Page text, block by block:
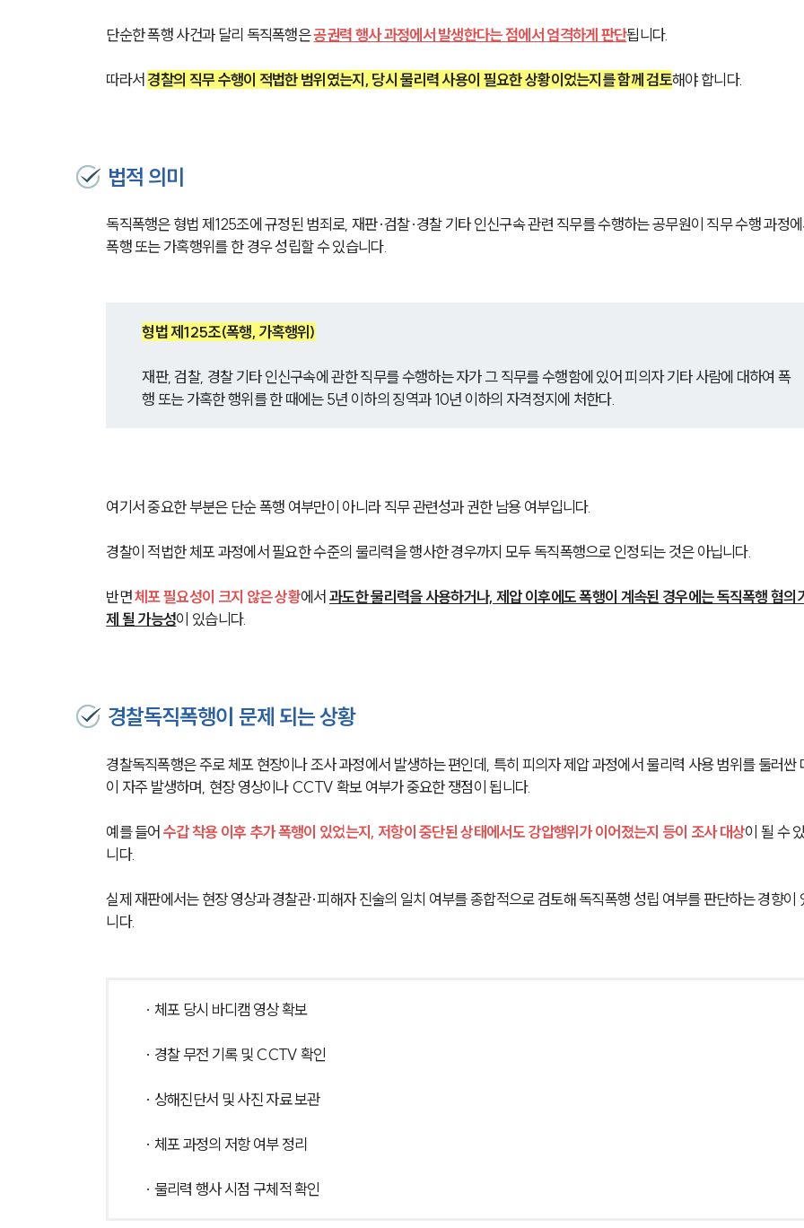
단순한 폭행 사건과 달리 독직폭행은 공권력 행사 과정에서 발생한다는 점에서 엄격하게 판단됩니다.
따라서 경찰의 직무 수행이 적법한 범위였는지, 당시 물리력 사용이 필요한 상황이었는지를 함께 검토해야 합니다.
법적 의미
독직폭행은 형법 제125조에 규정된 범죄로, 재판·검찰·경찰 기타 인신구속 관련 직무를 수행하는 공무원이 직무 수행 과정에
폭행 또는 가혹행위를 한 경우 성립할 수 있습니다.
형법 제125조(폭행, 가혹행위)
재판, 검찰, 경찰 기타 인신구속에 관한 직무를 수행하는 자가 그 직무를 수행함에 있어 피의자 기타 사람에 대하여 폭
행 또는 가혹한 행위를 한 때에는 5년 이하의 징역과 10년 이하의 자격정지에 처한다.
여기서 중요한 부분은 단순 폭행 여부만이 아니라 직무 관련성과 권한 남용 여부입니다.
경찰이 적법한 체포 과정에서 필요한 수준의 물리력을 행사한 경우까지 모두 독직폭행으로 인정되는 것은 아닙니다.
반면 체포 필요성이 크지 않은 상황에서 과도한 물리력을 사용하거나, 제압 이후에도 폭행이 계속된 경우에는 독직폭행 혐의
제 될 가능성이 있습니다.
경찰독직폭행이 문제 되는 상황
경찰독직폭행은 주로 체포 현장이나 조사 과정에서 발생하는 편인데, 특히 피의자 제압 과정에서 물리력 사용 범위를 둘러싼
이 자주 발생하며, 현장 영상이나 CCTV 확보 여부가 중요한 쟁점이 됩니다.
예를 들어 수갑 착용 이후 추가 폭행이 있었는지, 저항이 중단된 상태에서도 강압행위가 이어졌는지 등이 조사 대상이 될 수
니다.
실제 재판에서는 현장 영상과 경찰관·피해자 진술의 일치 여부를 종합적으로 검토해 독직폭행 성립 여부를 판단하는 경향이
니다.
· 체포 당시 바디캠 영상 확보
· 경찰 무전 기록 및 CCTV 확인
· 상해진단서 및 사진 자료 보관
· 체포 과정의 저항 여부 정리
· 물리력 행사 시점 구체적 확인